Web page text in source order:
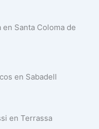
Santa Coloma de
en Sabadell
en Terrassa